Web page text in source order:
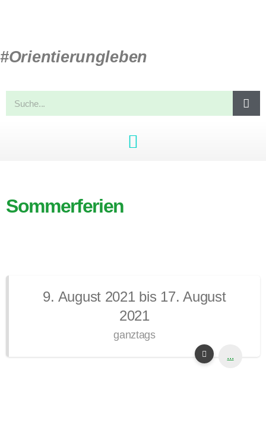
#Orientierungleben
Sommerferien
9. August 2021 bis 17. August
2021
ganztags
...